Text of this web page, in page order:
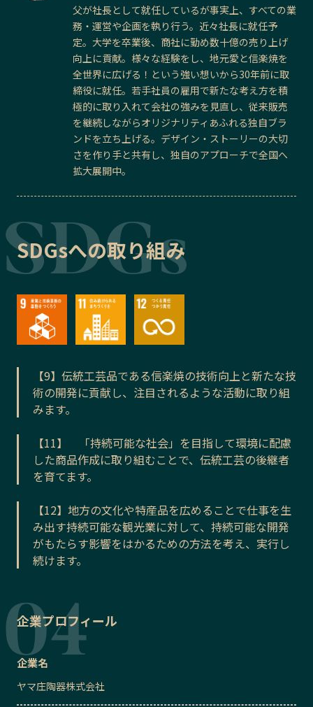
父が社長として就任しているが事実上、すべての業
務・運営や企画を執り行う。近々社長に就任予
定。大学を卒業後、商社に勤め数十億の売り上げ
向上に貢献。様々な経験をし、地元愛と信楽焼を
全世界に広げる！という強い想いから30年前に取
締役に就任。若手社員の雇用で新たな考え方を積
極的に取り入れて会社の強みを見直し、従来販売
を継続しながらオリジナリティあふれる独自ブラ
ンドを立ち上げる。デザイン・ストーリーの大切
さを作り手と共有し、独自のアプローチで全国へ
拡大展開中。
SDGsへの取り組み
【9】伝統工芸品である信楽焼の技術向上と新たな技
術の開発に貢献し、注目されるような活動に取り組
みます。
【11】 「持続可能な社会」を目指して環境に配慮
した商品作成に取り組むことで、伝統工芸の後継者
を育てます。
【12】地方の文化や特産品を広めることで仕事を生
み出す持続可能な観光業に対して、持続可能な開発
がもたらす影響をはかるための方法を考え、実行し
続けます。
企業プロフィール
企業名
ヤマ庄陶器株式会社